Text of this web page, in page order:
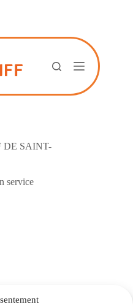
DE SAINT-
service